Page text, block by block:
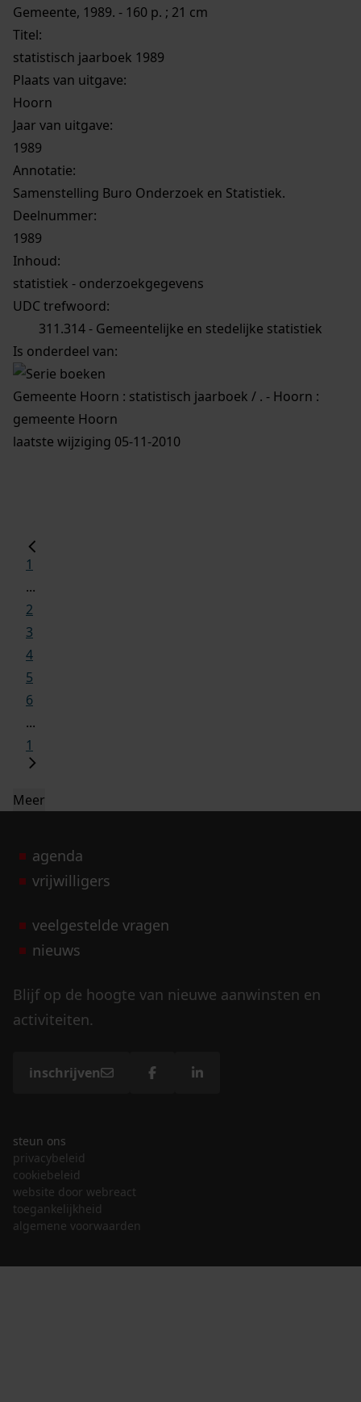
Gemeente, 1989. - 160 p. ; 21 cm
Titel:
statistisch jaarboek 1989
Plaats van uitgave:
Hoorn
Jaar van uitgave:
1989
Annotatie:
Samenstelling Buro Onderzoek en Statistiek.
Deelnummer:
1989
Inhoud:
statistiek - onderzoekgegevens
UDC trefwoord:
311.314 - Gemeentelijke en stedelijke statistiek
Is onderdeel van:
Gemeente Hoorn : statistisch jaarboek / . - Hoorn :
gemeente Hoorn
laatste wijziging 05-11-2010
1
...
2
3
4
5
6
...
1
Meer
agenda
vrijwilligers
veelgestelde vragen
nieuws
Blijf op de hoogte van nieuwe aanwinsten en
activiteiten.
inschrijven
steun ons
privacybeleid
cookiebeleid
website door webreact
toegankelijkheid
algemene voorwaarden